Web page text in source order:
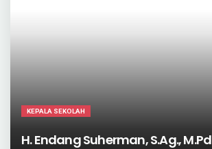
KEPALA SEKOLAH
H. Endang Suherman, S.Ag., M.Pd